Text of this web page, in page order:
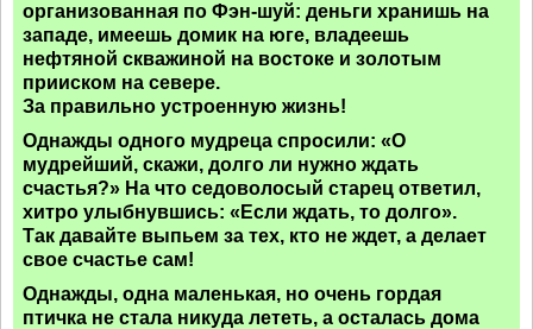
организованная по Фэн-шуй: деньги хранишь на
западе, имеешь домик на юге, владеешь
нефтяной скважиной на востоке и золотым
прииском на севере.
За правильно устроенную жизнь!
Однажды одного мудреца спросили: «О
мудрейший, скажи, долго ли нужно ждать
счастья?» На что седоволосый старец ответил,
хитро улыбнувшись: «Если ждать, то долго».
Так давайте выпьем за тех, кто не ждет, а делает
свое счастье сам!
Однажды, одна маленькая, но очень гордая
птичка не стала никуда лететь, а осталась дома